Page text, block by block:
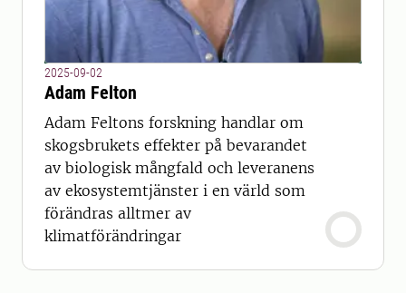
2025-09-02
Adam Felton
Adam Feltons forskning handlar om
skogsbrukets effekter på bevarandet
av biologisk mångfald och leveranens
av ekosystemtjänster i en värld som
förändras alltmer av
klimatförändringar